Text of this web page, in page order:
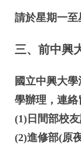
請於星期一至
三、前中興
國立中興大
學辦理， 連絡
(1)日間部校
(2)進修部(原